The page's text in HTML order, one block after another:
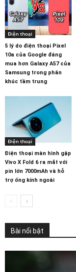
Điện thoại
5 lý do điện thoại Pixel
10a của Google đáng
mua hơn Galaxy A57 của
Samsung trong phân
khúc tầm trung
Điện thoại
Điện thoại màn hình gập
Vivo X Fold 6 ra mắt với
pin lớn 7000mAh và hỗ
trợ ống kính ngoài
Bài nổi bật